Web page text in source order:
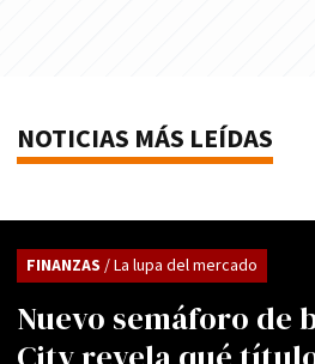
NOTICIAS MÁS LEÍDAS
Nuevo semáforo de
FINANZAS / La lupa del mercado